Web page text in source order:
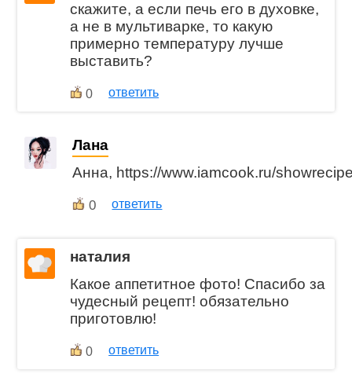
скажите, а если печь его в духовке,
а не в мультиварке, то какую
примерно температуру лучше
выставить?
0 ответить
Лана
Анна, https://www.iamcook.ru/
0 ответить
наталия
Какое аппетитное фото! Спасибо за
чудесный рецепт! обязательно
приготовлю!
0 ответить